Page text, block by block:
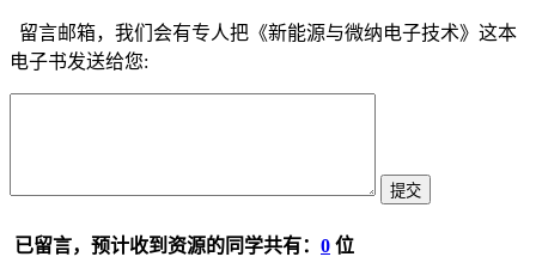
留言邮箱，我们会有专人把《新能源与微纳电子技术》这本
电子书发送给您:
已留言，预计收到资源的同学共有： 0 位